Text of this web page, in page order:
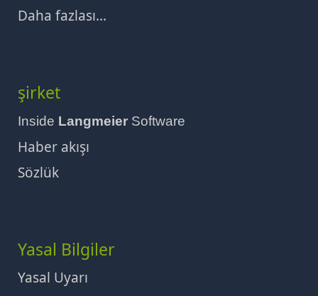
Daha fazlası...
şirket
Inside Langmeier Software
Haber akışı
Sözlük
Yasal Bilgiler
Yasal Uyarı